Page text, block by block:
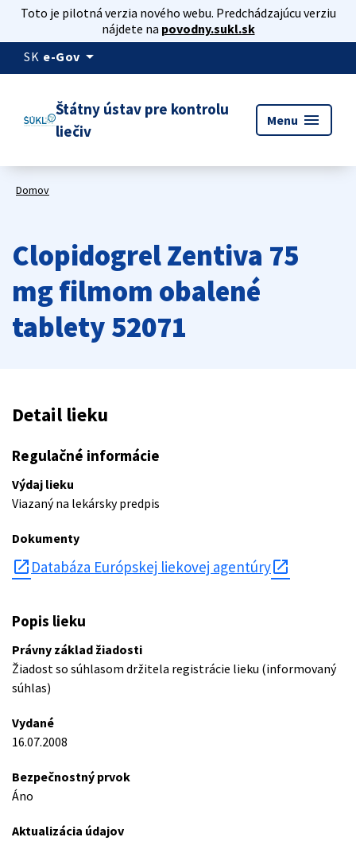
Toto je pilotná verzia nového webu. Predchádzajúcu verziu
nájdete na povodny.sukl.sk
SK e-Gov arrow_drop_down
Štátny ústav pre kontrolu
liečiv
Menu menu
Domov
Clopidogrel Zentiva 75
mg filmom obalené
tablety 52071
Detail lieku
Regulačné informácie
Výdaj lieku
Viazaný na lekársky predpis
Dokumenty
open_in_new Databáza Európskej liekovej agentúry
Popis lieku
Právny základ žiadosti
Žiadost so súhlasom držitela registrácie lieku (informovaný
súhlas)
Vydané
16.07.2008
Bezpečnostný prvok
Áno
Aktualizácia údajov